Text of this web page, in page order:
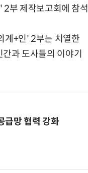
2부 제작보고회에 참석
계+인' 2부는 치열한
과 도사들의 이야기
급망 협력 강화